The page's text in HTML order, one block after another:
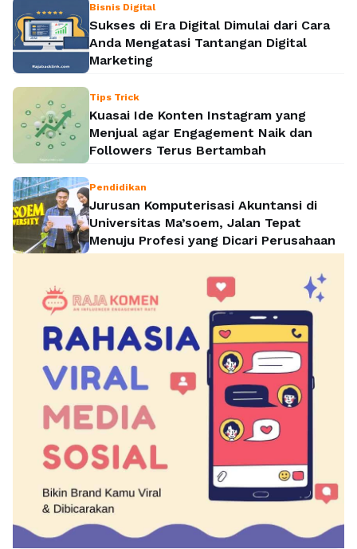
Bisnis Digital
Sukses di Era Digital Dimulai dari Cara
Anda Mengatasi Tantangan Digital
Marketing
Tips Trick
Kuasai Ide Konten Instagram yang
Menjual agar Engagement Naik dan
Followers Terus Bertambah
Pendidikan
Jurusan Komputerisasi Akuntansi di
Universitas Ma’soem, Jalan Tepat
Menuju Profesi yang Dicari Perusahaan